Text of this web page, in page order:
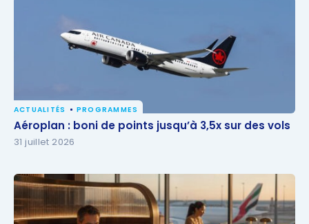
Aéroplan : boni de points jusqu’à 3,5x sur des vols
ACTUALITÉS PROGRAMMES
Aéroplan : boni de points jusqu’à 3,5x sur des vols
31 juillet 2026